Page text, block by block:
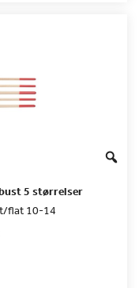
5 størrelser
flat 10-14